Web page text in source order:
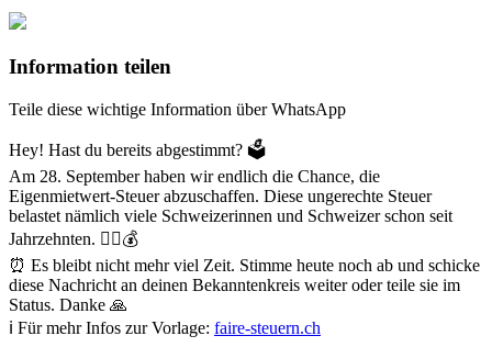
Information teilen
Teile diese wichtige Information über WhatsApp
Hey! Hast du bereits abgestimmt? 🗳️
Am 28. September haben wir endlich die Chance, die
Eigenmietwert-Steuer abzuschaffen. Diese ungerechte Steuer
belastet nämlich viele Schweizerinnen und Schweizer schon seit
Jahrzehnten. 😮‍💨💰
⏰ Es bleibt nicht mehr viel Zeit. Stimme heute noch ab und schicke
diese Nachricht an deinen Bekanntenkreis weiter oder teile sie im
Status. Danke 🙏
ℹ️ Für mehr Infos zur Vorlage: faire-steuern.ch